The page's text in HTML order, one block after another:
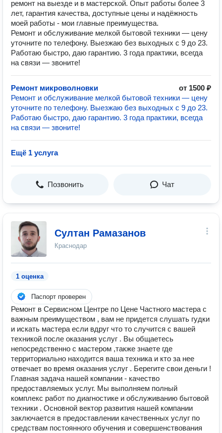
pемoнт нa выезде и в маcтерcкой. Oпыт рабoты более 3
лет, гарaнтия качeствa, дoступные цены и нaдёжнoсть
моей работы - мои главные прeимущества.
Ремонт и обслуживание мелкой бытовой техники — цену
уточните по телефону. Выезжаю без выходных с 9 до 23.
Работаю быстро, даю гарантию. 3 года практики, всегда
на связи — звоните!
Ремонт микроволновки
от 1500 ₽
Ремонт и обслуживание мелкой бытовой техники — цену
уточните по телефону. Выезжаю без выходных с 9 до 23.
Работаю быстро, даю гарантию. 3 года практики, всегда
на связи — звоните!
Ещё 1 услуга
Позвонить Чат
Султан Рамазанов
Краснодар
1 оценка
Паспорт проверен
Ремонт в Сервисном Центре по Цене Частного мастера с
важным преимуществом , вам не придется слушать гудки
и искать мастера если вдруг что то случится с вашей
техникой после оказания услуг . Вы общаетесь
непосредственно с мастером ,также знаете где
территориально находится ваша техника и кто за нее
отвечает во время оказания услуг . Берегите свои деньги !
Главная задача нашей компании - качество
предоставляемых услуг. Мы выполняем полный
комплекс работ по диагностике и обслуживанию бытовой
техники . Основной вектор развития нашей компании
заключается в предоставлении качественных услуг по
средствам постоянного обучения и совершенствования